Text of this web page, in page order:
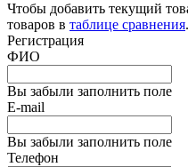
Чтобы добавить текущий
товаров в таблице сравнения.
Регистрация
ФИО
Вы забыли заполнить поле
E-mail
Вы забыли заполнить поле
Телефон